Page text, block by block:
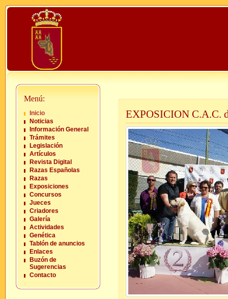
Menú:
Inicio
Noticias
Información General
Trámites
Legislación
Artículos
Revista Digital
Razas Españolas
Razas
Exposiciones
Concursos
Jueces
Criadores
Galería
Actividades
Genética
Tablón de anuncios
Enlaces
Buzón de
Sugerencias
Contacto
EXPOSICION C.A.C.